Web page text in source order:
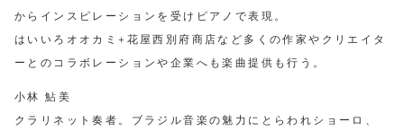
からインスピレーションを受けピアノで表現。
はいいろオオカミ+花屋西別府商店など多くの作家やクリエイタ
ーとのコラボレーションや企業へも楽曲提供も行う。
小林 鮎美
クラリネット奏者。ブラジル音楽の魅力にとらわれショーロ、